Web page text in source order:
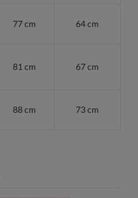
77 cm 64 cm
81 cm 67 cm
88 cm 73 cm